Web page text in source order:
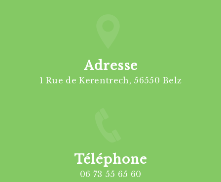
Adresse
1 Rue de Kerentrech, 56550 Belz
Téléphone
06 73 55 65 60